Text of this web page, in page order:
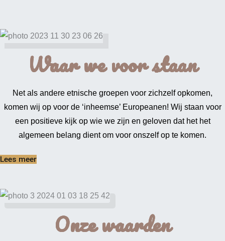
Waar we voor staan
Net als andere etnische groepen voor zichzelf opkomen,
komen wij op voor de ‘inheemse’ Europeanen! Wij staan voor
een positieve kijk op wie we zijn en geloven dat het het
algemeen belang dient om voor onszelf op te komen.
Lees meer
Onze waarden